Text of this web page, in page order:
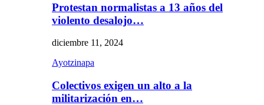
Protestan normalistas a 13 años del
violento desalojo…
diciembre 11, 2024
Ayotzinapa
Colectivos exigen un alto a la
militarización en…